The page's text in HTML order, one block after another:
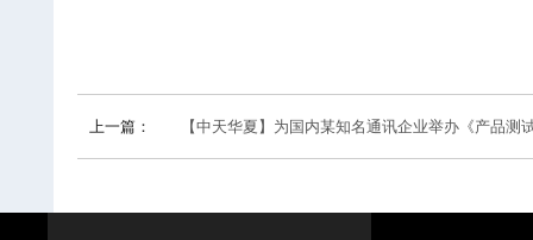
上一篇： 【中天华夏】为国内某知名通讯企业举办《产品测